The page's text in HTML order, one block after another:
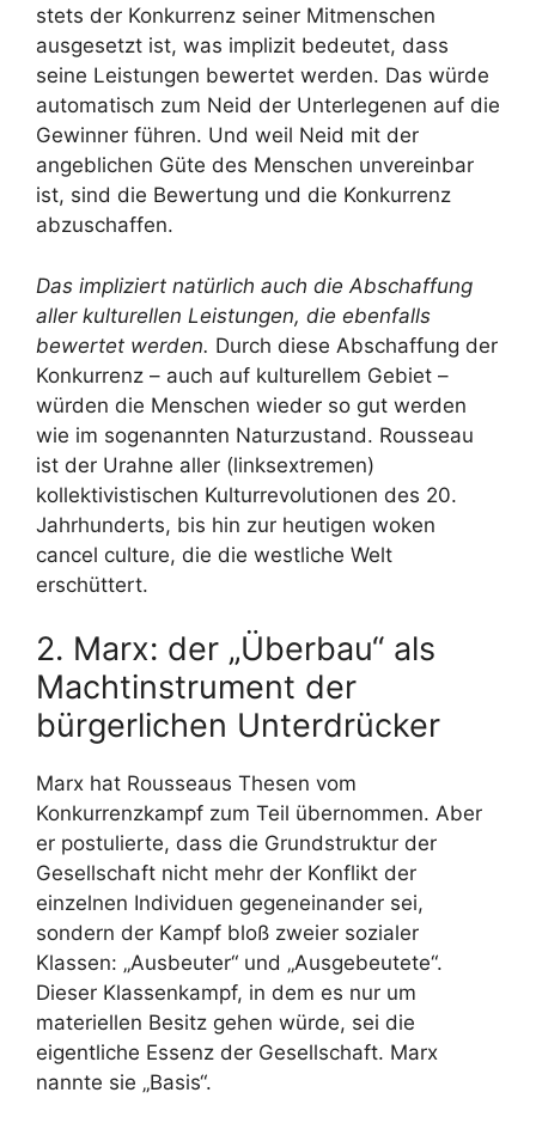
stets der Konkurrenz seiner Mitmenschen
ausgesetzt ist, was implizit bedeutet, dass
seine Leistungen bewertet werden. Das würde
automatisch zum Neid der Unterlegenen auf die
Gewinner führen. Und weil Neid mit der
angeblichen Güte des Menschen unvereinbar
ist, sind die Bewertung und die Konkurrenz
abzuschaffen.
Das impliziert natürlich auch die Abschaffung
aller kulturellen Leistungen, die ebenfalls
bewertet werden. Durch diese Abschaffung der
Konkurrenz – auch auf kulturellem Gebiet –
würden die Menschen wieder so gut werden
wie im sogenannten Naturzustand. Rousseau
ist der Urahne aller (linksextremen)
kollektivistischen Kulturrevolutionen des 20.
Jahrhunderts, bis hin zur heutigen woken
cancel culture, die die westliche Welt
erschüttert.
2. Marx: der „Überbau“ als
Machtinstrument der
bürgerlichen Unterdrücker
Marx hat Rousseaus Thesen vom
Konkurrenzkampf zum Teil übernommen. Aber
er postulierte, dass die Grundstruktur der
Gesellschaft nicht mehr der Konflikt der
einzelnen Individuen gegeneinander sei,
sondern der Kampf bloß zweier sozialer
Klassen: „Ausbeuter“ und „Ausgebeutete“.
Dieser Klassenkampf, in dem es nur um
materiellen Besitz gehen würde, sei die
eigentliche Essenz der Gesellschaft. Marx
nannte sie „Basis“.